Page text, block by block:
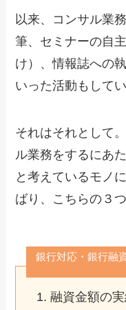
以来、コンサル業
筆、セミナーの自
け）、情報誌への
いった活動もして
それはそれとして
ル業務をするにあ
と考えているモノ
ばり、こちらの３
銀行対応・銀行融
融資金額の